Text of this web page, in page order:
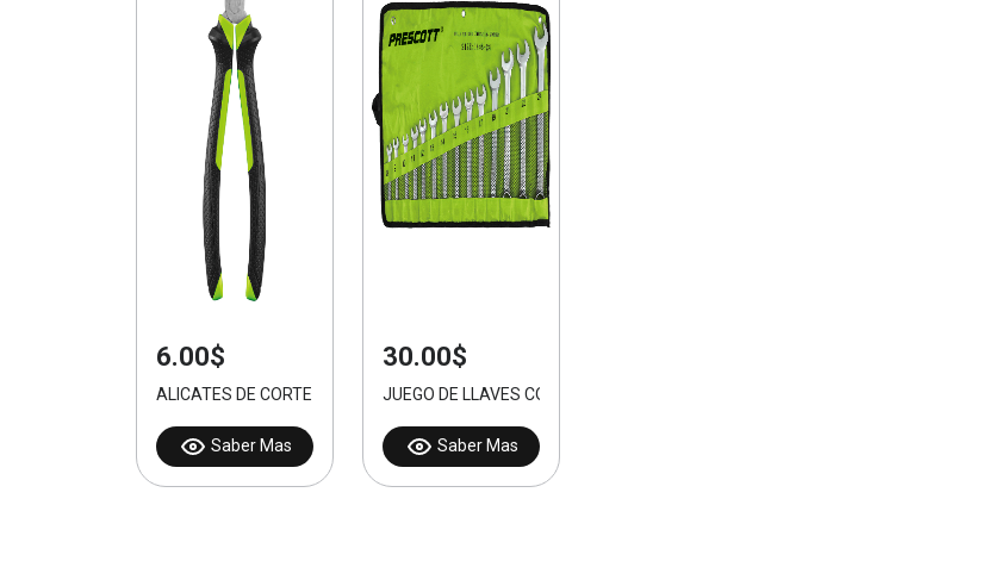
6.00$
ALICATES DE CORTE DIAGONAL O PIQUETA 6 PULGADAS
Saber Mas
30.00$
JUEGO DE LLAVES COMBINADAS 14 PCS
Saber Mas